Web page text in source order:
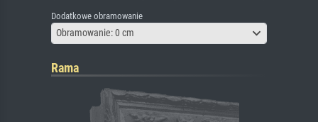
Dodatkowe obramowanie
Obramowanie: 0 cm
Rama